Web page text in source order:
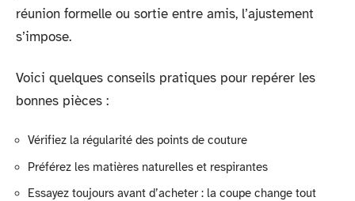
réunion formelle ou sortie entre amis, l’ajustement
s’impose.
Voici quelques conseils pratiques pour repérer les
bonnes pièces :
Vérifiez la régularité des points de couture
Préférez les matières naturelles et respirantes
Essayez toujours avant d’acheter : la coupe change tout